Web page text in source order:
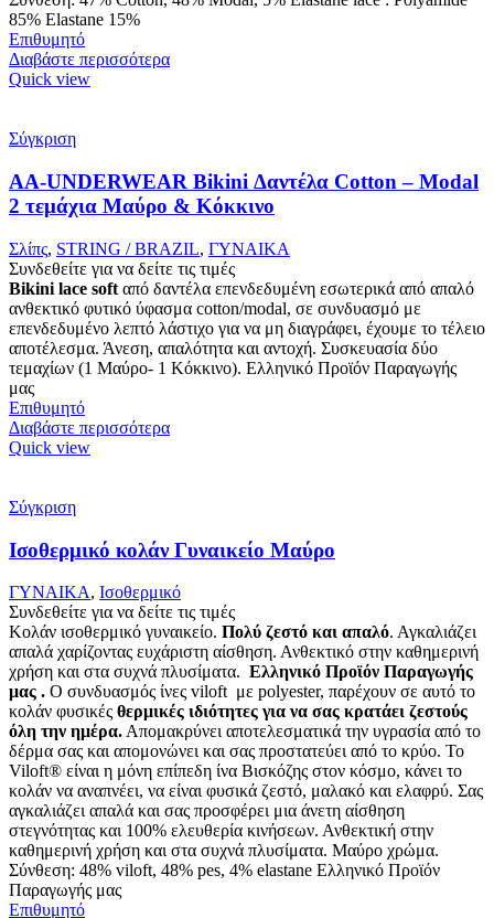
85% Elastane 15%
Επιθυμητό
Διαβάστε περισσότερα
Quick view
Σύγκριση
AA-UNDERWEAR Bikini Δαντέλα Cotton – Modal
2 τεμάχια Μαύρο & Κόκκινο
Σλίπς, STRING / BRAZIL, ΓΥΝΑΙΚΑ
Συνδεθείτε για να δείτε τις τιμές
Bikini lace soft από δαντέλα επενδεδυμένη εσωτερικά από απαλό
ανθεκτικό φυτικό ύφασμα cotton/modal, σε συνδυασμό με
επενδεδυμένο λεπτό λάστιχο για να μη διαγράφει, έχουμε το τέλειο
αποτέλεσμα. Άνεση, απαλότητα και αντοχή. Συσκευασία δύο
τεμαχίων (1 Μαύρο- 1 Κόκκινο). Ελληνικό Προϊόν Παραγωγής
μας
Επιθυμητό
Διαβάστε περισσότερα
Quick view
Σύγκριση
Ισοθερμικό κολάν Γυναικείο Μαύρο
ΓΥΝΑΙΚΑ, Ισοθερμικό
Συνδεθείτε για να δείτε τις τιμές
Κολάν ισοθερμικό γυναικείο. Πολύ ζεστό και απαλό. Αγκαλιάζει
απαλά χαρίζοντας ευχάριστη αίσθηση. Ανθεκτικό στην καθημερινή
χρήση και στα συχνά πλυσίματα. Ελληνικό Προϊόν Παραγωγής
μας . Ο συνδυασμός ίνες viloft με polyester, παρέχουν σε αυτό το
κολάν φυσικές θερμικές ιδιότητες για να σας κρατάει ζεστούς
όλη την ημέρα. Απομακρύνει αποτελεσματικά την υγρασία από το
δέρμα σας και απομονώνει και σας προστατεύει από το κρύο. Το
Viloft® είναι η μόνη επίπεδη ίνα Βισκόζης στον κόσμο, κάνει το
κολάν να αναπνέει, να είναι φυσικά ζεστό, μαλακό και ελαφρύ. Σας
αγκαλιάζει απαλά και σας προσφέρει μια άνετη αίσθηση
στεγνότητας και 100% ελευθερία κινήσεων. Ανθεκτική στην
καθημερινή χρήση και στα συχνά πλυσίματα. Μαύρο χρώμα.
Σύνθεση: 48% viloft, 48% pes, 4% elastane Ελληνικό Προϊόν
Παραγωγής μας
Επιθυμητό